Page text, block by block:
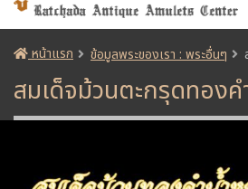
หน้าแรก ข้อมูลพระของเรา : พระอื่นๆ
สมเด็จม้วนตะกรุดทองค